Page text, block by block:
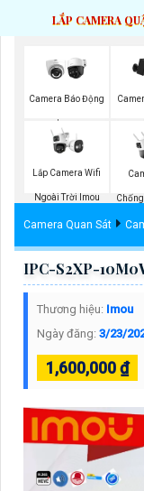
LẮP CAMERA
Camera Báo Động
Imou
Lắp Camera Wifi
Ngoài Trời Imou
Camera Quan Sát
IPC-S2XP-
Thương hiệu: Imou
Ngày đăng: 3/23/
1,600,000 ₫